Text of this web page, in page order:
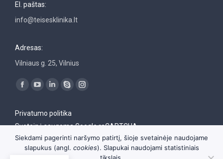
El. paštas:
info@teisesklinika.lt
Adresas:
Vilniaus g. 25, Vilnius
Find us on:
opens
new
opens
new
Linkedin
opens
new
Skype
opens
new
Instagram
new
window
Privatumo politika
Svetainė saugoma Google reCAPTCHA
Siekdami pagerinti naršymo patirtį, šioje svetainėje naudojame
slapukus (angl. cookies). Slapukai naudojami statistiniais